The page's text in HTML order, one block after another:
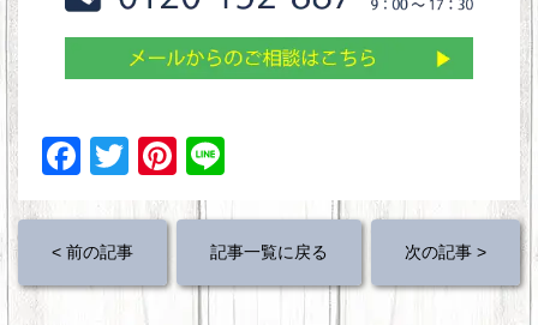
F
c
e
T
wi
tt
er
Pi
nt
er
e
e
< 前の記事 記事一覧に戻る 次の記事 >